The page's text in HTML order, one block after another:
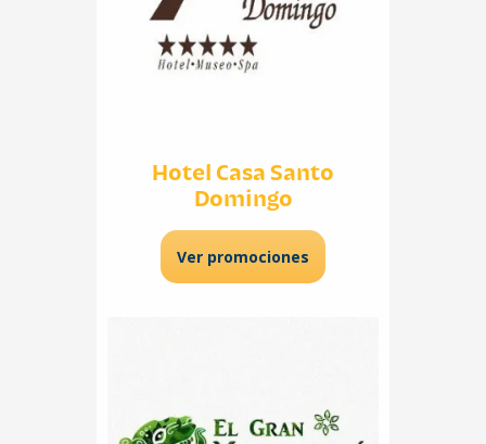
Hotel Casa Santo
Domingo
Ver promociones